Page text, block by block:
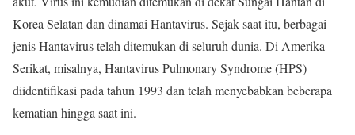
Korea Selatan dan dinamai Hantavirus. Sejak saat itu, berbagai
jenis Hantavirus telah ditemukan di seluruh dunia. Di Amerika
Serikat, misalnya, Hantavirus Pulmonary Syndrome (HPS)
diidentifikasi pada tahun 1993 dan telah menyebabkan beberapa
kematian hingga saat ini.